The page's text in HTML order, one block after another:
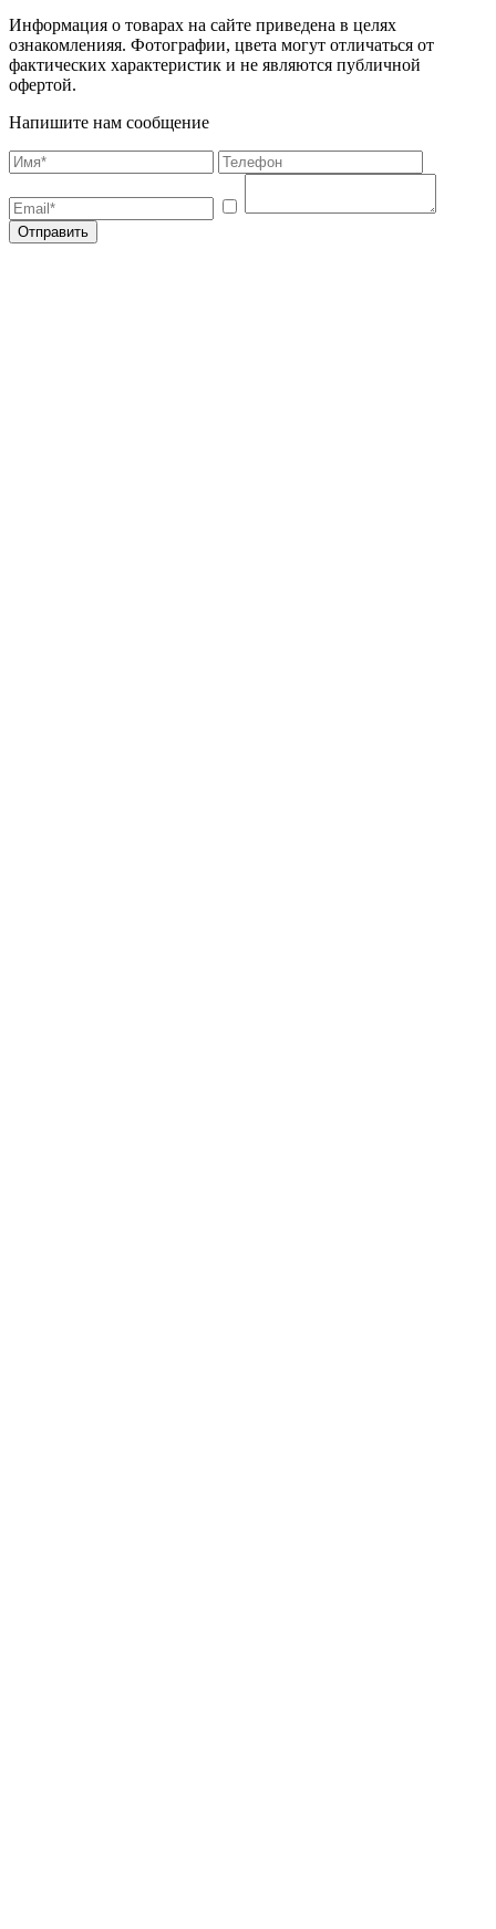
Информация о товарах на сайте приведена в целях
ознакомленияя. Фотографии, цвета могут отличаться от
фактических характеристик и не являются публичной
офертой.
Напишите нам сообщение
Отправить